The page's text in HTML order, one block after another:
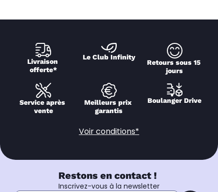
Livraison
offerte*
Le Club Infinity
Retours sous 15
jours
Service après
vente
Meilleurs prix
garantis
Boulanger Drive
Voir conditions*
Restons en contact !
Inscrivez-vous à la newsletter